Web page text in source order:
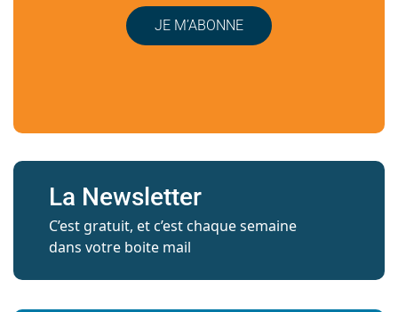
JE M’ABONNE
La Newsletter
C’est gratuit, et c’est chaque semaine
dans votre boite mail